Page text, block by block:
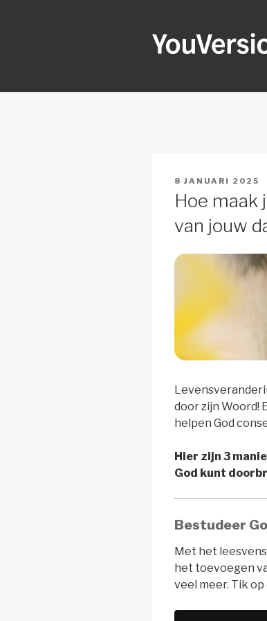
GEPLAATST
8 JANUARI 2025
Hoe maak
van jouw
door zijn Woord!
helpen God
Hier zijn 3
God kunt
Bestudeer
Met het
het toevoegen
veel meer. Tik